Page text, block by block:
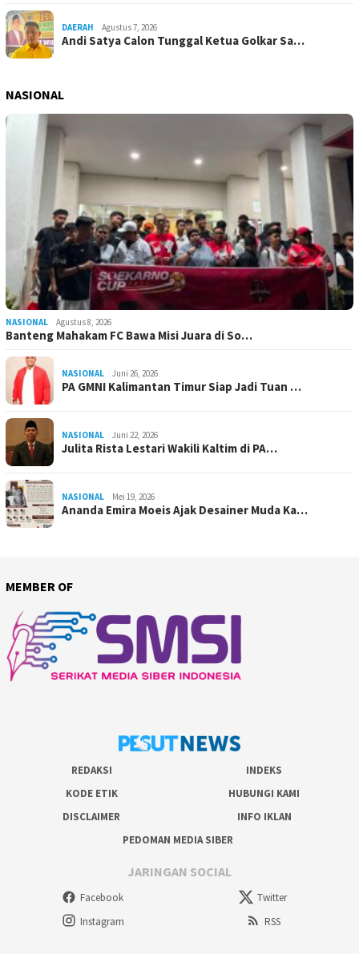
DAERAH Agustus 7, 2026
Andi Satya Calon Tunggal Ketua Golkar Sa…
NASIONAL
NASIONAL Agustus 8, 2026
Banteng Mahakam FC Bawa Misi Juara di So…
NASIONAL Juni 26, 2026
PA GMNI Kalimantan Timur Siap Jadi Tuan …
NASIONAL Juni 22, 2026
Julita Rista Lestari Wakili Kaltim di PA…
NASIONAL Mei 19, 2026
Ananda Emira Moeis Ajak Desainer Muda Ka…
MEMBER OF
REDAKSI
INDEKS
KODE ETIK
HUBUNGI KAMI
DISCLAIMER
INFO IKLAN
PEDOMAN MEDIA SIBER
JARINGAN SOCIAL
Facebook
Twitter
Instagram
RSS